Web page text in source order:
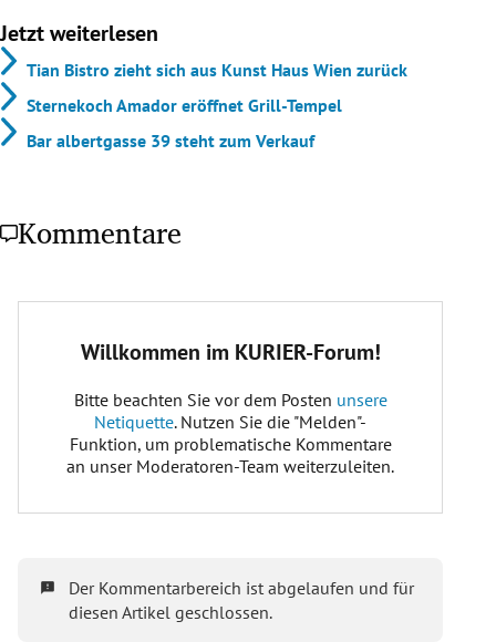
Jetzt weiterlesen
Tian Bistro zieht sich aus Kunst Haus Wien zurück
Sternekoch Amador eröffnet Grill-Tempel
Bar albertgasse 39 steht zum Verkauf
Kommentare